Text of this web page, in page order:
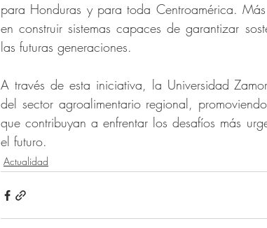
para Honduras y para toda Centroamérica.
en construir sistemas capaces de garantizar
las futuras generaciones.
A través de esta iniciativa, la Universidad
del sector agroalimentario regional,
que contribuyan a enfrentar los desafíos más
el futuro.
Actualidad